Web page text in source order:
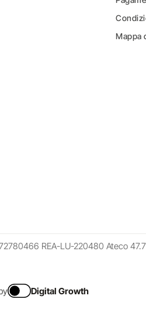
Mappa
REA-LU-220480 Ateco
Digital Growth